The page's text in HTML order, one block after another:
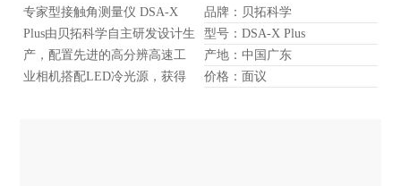
专家型接触角测量仪 DSA-X
Plus由贝拓科学自主研发设计生
产，配置先进的高分辨高速工
业相机搭配LED冷光源，获得
品牌：贝拓科学
型号：DSA-X Plus
产地：中国广东
价格：面议